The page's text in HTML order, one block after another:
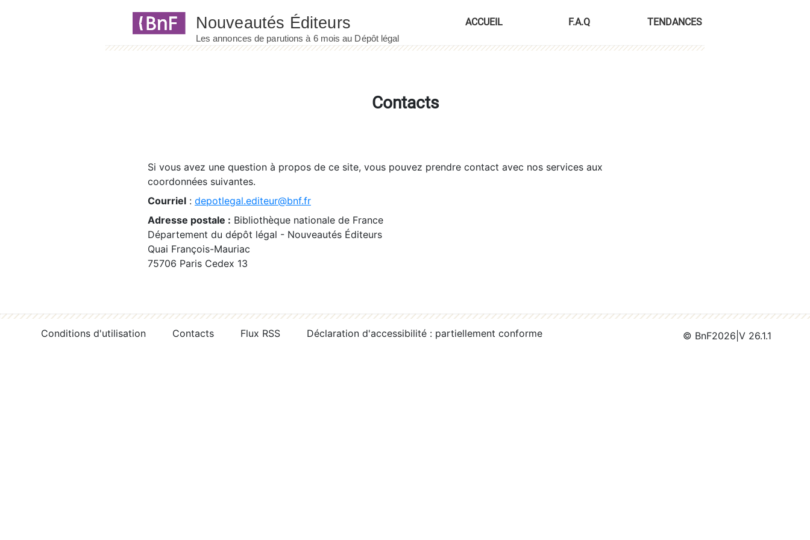
ACCUEIL F.A.Q TENDANCES
Contacts
Si vous avez une question à propos de ce site, vous pouvez prendre contact avec nos services aux
coordonnées suivantes.
Courriel : depotlegal.editeur@bnf.fr
Adresse postale : Bibliothèque nationale de France
Département du dépôt légal - Nouveautés Éditeurs
Quai François-Mauriac
75706 Paris Cedex 13
Conditions d'utilisation Contacts Flux RSS Déclaration d'accessibilité : partiellement conforme © BnF2026 V 26.1.1